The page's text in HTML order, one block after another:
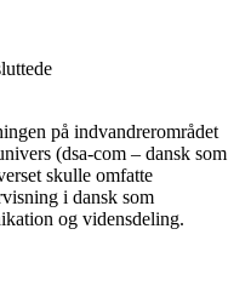
på indvandrerområdet
(dsa-com – dansk som
skulle omfatte
i dansk som
og vidensdeling.